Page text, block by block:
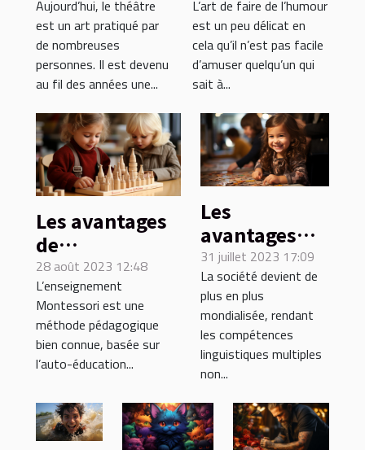
dans la
société ?
Aujourd’hui, le théâtre
est un art pratiqué par
de nombreuses
personnes. Il est devenu
au fil des années une...
L’art de faire de l’humour
est un peu délicat en
cela qu’il n’est pas facile
d’amuser quelqu’un qui
sait à...
Les avantages
de
l'enseignement
Montessori
pour les
enfants de 2 à 3
ans à Paris
28 août 2023 12:48
L’enseignement
Montessori est une
méthode pédagogique
bien connue, basée sur
l’auto-éducation...
Les
avantages
cognitifs et
sociaux
d'une
éducation
bilingue dès
la maternelle
31 juillet 2023 17:09
La société devient de
plus en plus
mondialisée, rendant
les compétences
linguistiques multiples
non...